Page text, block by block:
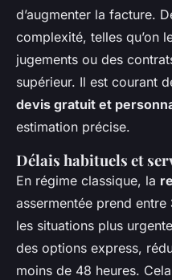
d’augmenter la facture.
complexité, telles qu’on
jugements ou des
supérieur. Il est courant
devis gratuit et
estimation précise.
Délais habituels et
En régime classique, la
assermentée prend entre
les situations plus
des options express,
moins de 48 heures.